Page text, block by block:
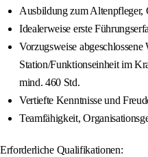
Ausbildung zum Altenpfleger,
Idealerweise erste
Vorzugsweise
Station/Funktionseinheit im
mind. 460 Std.
Vertiefte Kenntnisse und
Teamfähigkeit,
Erforderliche Qualifikationen: